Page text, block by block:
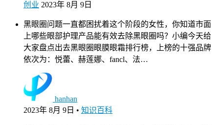
创业 2023年 8月 9日
黑眼圈问题一直都困扰着这个阶段的女性，你知道市面
上哪些眼部护理产品能有效去除黑眼圈吗？小编今天给
大家盘点出去黑眼圈眼膜眼霜排行榜，上榜的十强品牌
依次为：悦蕾、赫莲娜、fancl、法…
hanhan
2023年 8月 9日 • 知识百科